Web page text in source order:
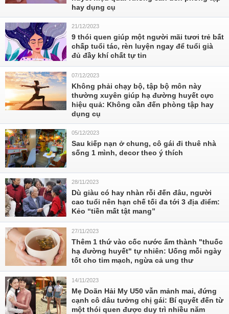
hay dụng cụ
21/12/2023
9 thói quen giúp một người mãi tươi trẻ bất
chấp tuổi tác, rèn luyện ngay để tuổi già
đủ đầy khí chất tự tin
07/12/2023
Không phải chạy bộ, tập bộ môn này
thường xuyên giúp hạ đường huyết cực
hiệu quả: Không cần đến phòng tập hay
dụng cụ
05/12/2023
Sau kiếp nạn ở chung, cô gái đi thuê nhà
sống 1 mình, decor theo ý thích
28/11/2023
Dù giàu có hay nhàn rỗi đến đâu, người
cao tuổi nên hạn chế tối đa tới 3 địa điểm:
Kẻo “tiền mất tật mang”
27/11/2023
Thêm 1 thứ vào cốc nước ấm thành "thuốc
hạ đường huyết" tự nhiên: Uống mỗi ngày
tốt cho tim mạch, ngừa cả ung thư
14/11/2023
Mẹ Doãn Hải My U50 vẫn mảnh mai, đứng
cạnh cô dâu tưởng chị gái: Bí quyết đến từ
một thói quen được duy trì nhiều năm